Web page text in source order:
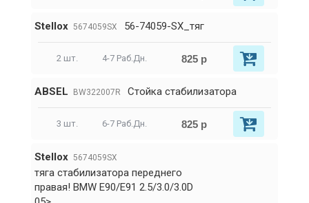
Stellox 5674059SX 56-74059-SX_тяг
2 шт. 4-7 Раб.Дн. 825 р
ABSEL BW322007R Стойка стабилизатора
3 шт. 6-7 Раб.Дн. 825 р
Stellox 5674059SX
тяга стабилизатора переднего
правая! BMW E90/E91 2.5/3.0/3.0D